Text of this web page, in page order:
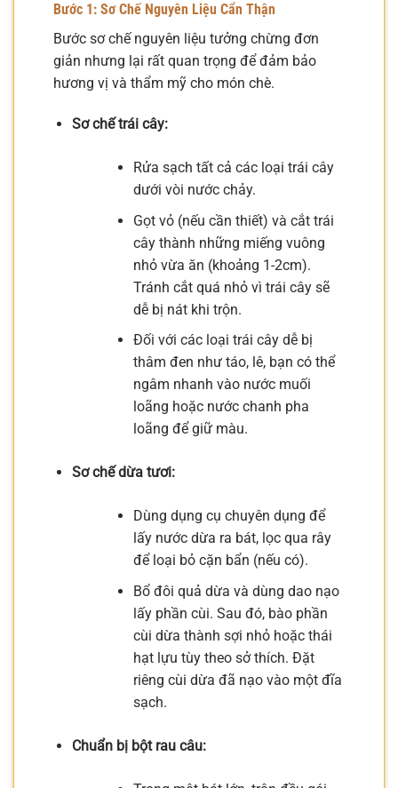
Bước 1: Sơ Chế Nguyên Liệu Cẩn Thận
Bước sơ chế nguyên liệu tưởng chừng đơn
giản nhưng lại rất quan trọng để đảm bảo
hương vị và thẩm mỹ cho món chè.
Sơ chế trái cây:
Rửa sạch tất cả các loại trái cây
dưới vòi nước chảy.
Gọt vỏ (nếu cần thiết) và cắt trái
cây thành những miếng vuông
nhỏ vừa ăn (khoảng 1-2cm).
Tránh cắt quá nhỏ vì trái cây sẽ
dễ bị nát khi trộn.
Đối với các loại trái cây dễ bị
thâm đen như táo, lê, bạn có thể
ngâm nhanh vào nước muối
loãng hoặc nước chanh pha
loãng để giữ màu.
Sơ chế dừa tươi:
Dùng dụng cụ chuyên dụng để
lấy nước dừa ra bát, lọc qua rây
để loại bỏ cặn bẩn (nếu có).
Bổ đôi quả dừa và dùng dao nạo
lấy phần cùi. Sau đó, bào phần
cùi dừa thành sợi nhỏ hoặc thái
hạt lựu tùy theo sở thích. Đặt
riêng cùi dừa đã nạo vào một đĩa
sạch.
Chuẩn bị bột rau câu: